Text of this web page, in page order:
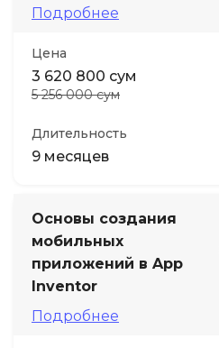
Подробнее
Цена
3 620 800 сум
5 256 000 сум
Длительность
9 месяцев
Основы создания
мобильных
приложений в App
Inventor
Подробнее